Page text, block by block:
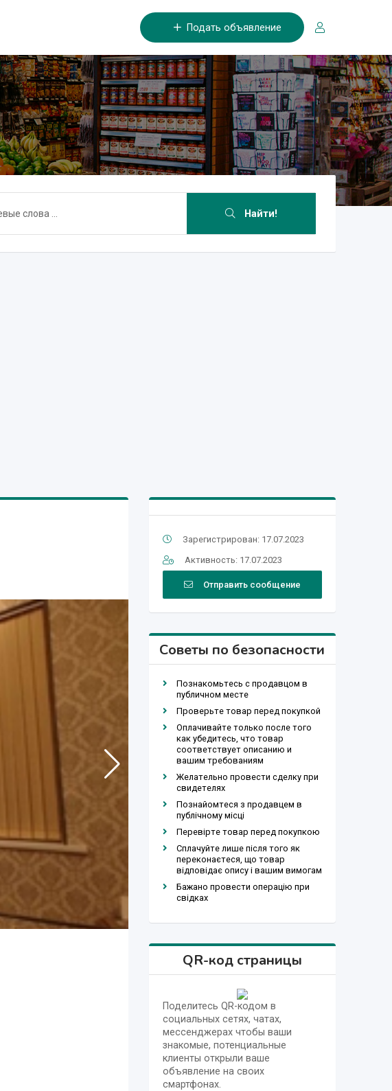
Подать объявление
Найти!
Зарегистрирован: 17.07.2023
Активность: 17.07.2023
Отправить сообщение
Советы по безопасности
Познакомьтесь с продавцом в
публичном месте
Проверьте товар перед покупкой
Оплачивайте только после того
как убедитесь, что товар
соответствует описанию и
вашим требованиям
Желательно провести сделку при
свидетелях
Познайомтеся з продавцем в
публічному місці
Перевірте товар перед покупкою
Сплачуйте лише після того як
переконаєтеся, що товар
відповідає опису і вашим вимогам
Бажано провести операцію при
свідках
QR-код страницы
Поделитесь QR-кодом в
социальных сетях, чатах,
мессенджерах чтобы ваши
знакомые, потенциальные
клиенты открыли ваше
объявление на своих
смартфонах.